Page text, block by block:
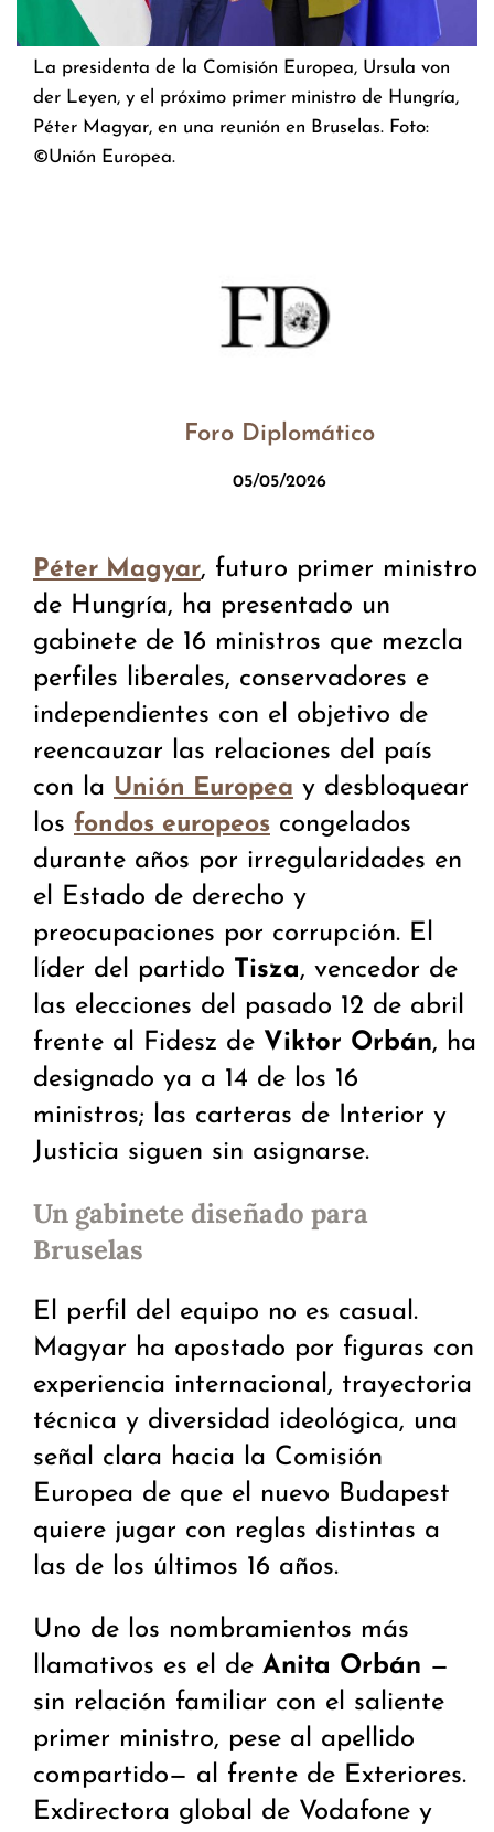
La presidenta de la Comisión Europea, Ursula von
der Leyen, y el próximo primer ministro de Hungría,
Péter Magyar, en una reunión en Bruselas. Foto:
©Unión Europea.
Foro Diplomático
05/05/2026
Péter Magyar, futuro primer ministro
de Hungría, ha presentado un
gabinete de 16 ministros que mezcla
perfiles liberales, conservadores e
independientes con el objetivo de
reencauzar las relaciones del país
con la Unión Europea y desbloquear
los fondos europeos congelados
durante años por irregularidades en
el Estado de derecho y
preocupaciones por corrupción. El
líder del partido Tisza, vencedor de
las elecciones del pasado 12 de abril
frente al Fidesz de Viktor Orbán, ha
designado ya a 14 de los 16
ministros; las carteras de Interior y
Justicia siguen sin asignarse.
Un gabinete diseñado para
Bruselas
El perfil del equipo no es casual.
Magyar ha apostado por figuras con
experiencia internacional, trayectoria
técnica y diversidad ideológica, una
señal clara hacia la Comisión
Europea de que el nuevo Budapest
quiere jugar con reglas distintas a
las de los últimos 16 años.
Uno de los nombramientos más
llamativos es el de Anita Orbán —
sin relación familiar con el saliente
primer ministro, pese al apellido
compartido— al frente de Exteriores.
Exdirectora global de Vodafone y